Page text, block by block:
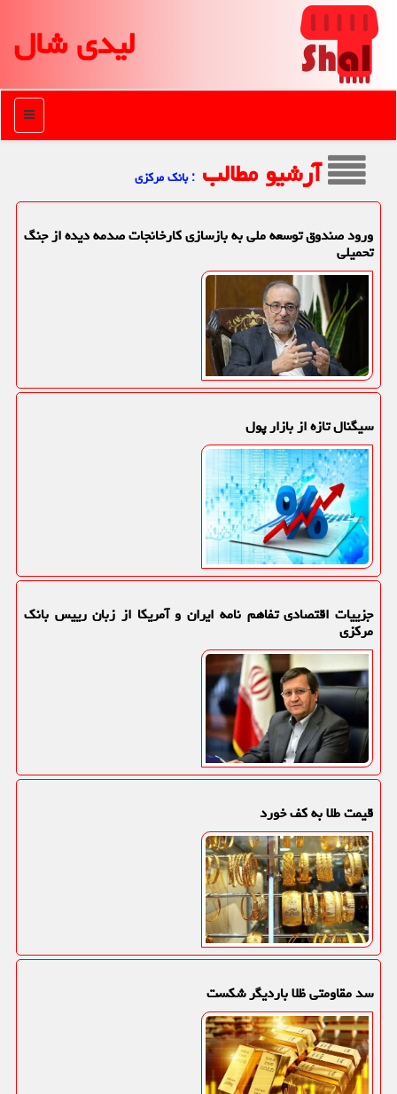
لیدی شال
منو
آرشیو مطالب : بانك مركزی
ورود صندوق توسعه ملی به بازسازی کارخانجات صدمه دیده از جنگ
تحمیلی
سیگنال تازه از بازار پول
جزییات اقتصادی تفاهم نامه ایران و آمریکا از زبان رییس بانک
مرکزی
قیمت طلا به کف خورد
سد مقاومتی ظلا باردیگر شکست